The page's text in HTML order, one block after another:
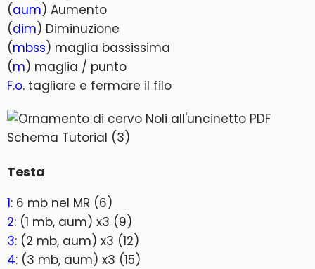
(aum) Aumento
(dim) Diminuzione
(mbss) maglia bassissima
(m) maglia / punto
F.o. tagliare e fermare il filo
Testa
1: 6 mb nel MR (6)
2: (1 mb, aum) x3 (9)
3: (2 mb, aum) x3 (12)
4: (3 mb, aum) x3 (15)